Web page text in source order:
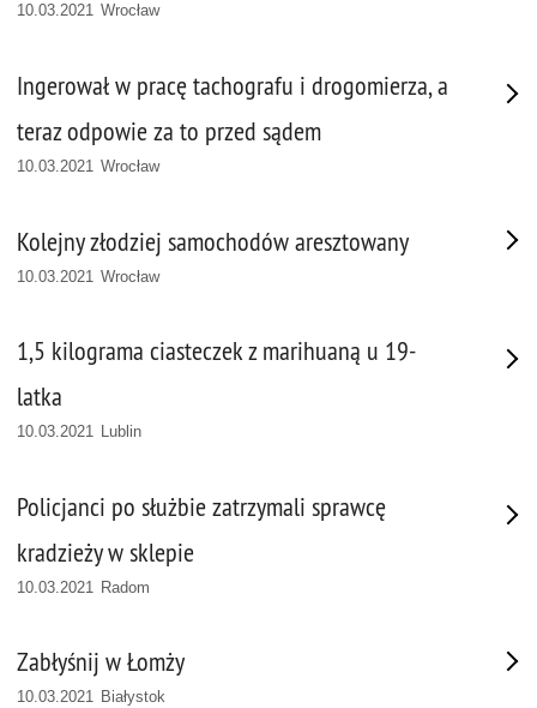
10.03.2021 Wrocław
Ingerował w pracę tachografu i drogomierza, a
teraz odpowie za to przed sądem
10.03.2021 Wrocław
Kolejny złodziej samochodów aresztowany
10.03.2021 Wrocław
1,5 kilograma ciasteczek z marihuaną u 19-
latka
10.03.2021 Lublin
Policjanci po służbie zatrzymali sprawcę
kradzieży w sklepie
10.03.2021 Radom
Zabłyśnij w Łomży
10.03.2021 Białystok